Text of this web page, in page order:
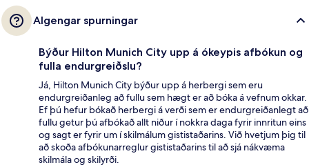
Algengar spurningar
Býður Hilton Munich City upp á ókeypis afbókun og
fulla endurgreiðslu?
Já, Hilton Munich City býður upp á herbergi sem eru
endurgreiðanleg að fullu sem hægt er að bóka á vefnum okkar.
Ef þú hefur bókað herbergi á verði sem er endurgreiðanlegt að
fullu getur þú afbókað allt niður í nokkra daga fyrir innritun eins
og sagt er fyrir um í skilmálum gististaðarins. Við hvetjum þig til
að skoða afbókunarreglur gististaðarins til að sjá nákvæma
skilmála og skilyrði.